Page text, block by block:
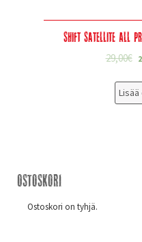
Shift Satellite All
29,00€
Ostoskori
Ostoskori on tyhjä.